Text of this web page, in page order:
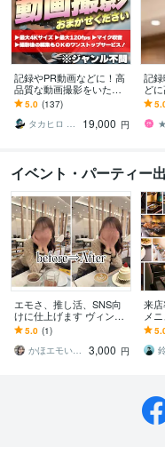
記録やPR動画などに！高
品質な動画撮影をいたし
ます ★撮影から編集まで
ワンストップサービスも
可能★まずはご相談を
5.0 (137)
タカヒロ ＜動画カメラマン＆エディター＞
19,000 円
記
ど
ます
マ
相談
イベント・パーティー
エモさ、推し活、SNS向
けに仕上げます ヴィンテ
ージデジカメ＆iPhoneで
出張撮影します。
5.0 (1)
かほエモい写真と爆速加工
3,000 円
来
メ
注文
重視